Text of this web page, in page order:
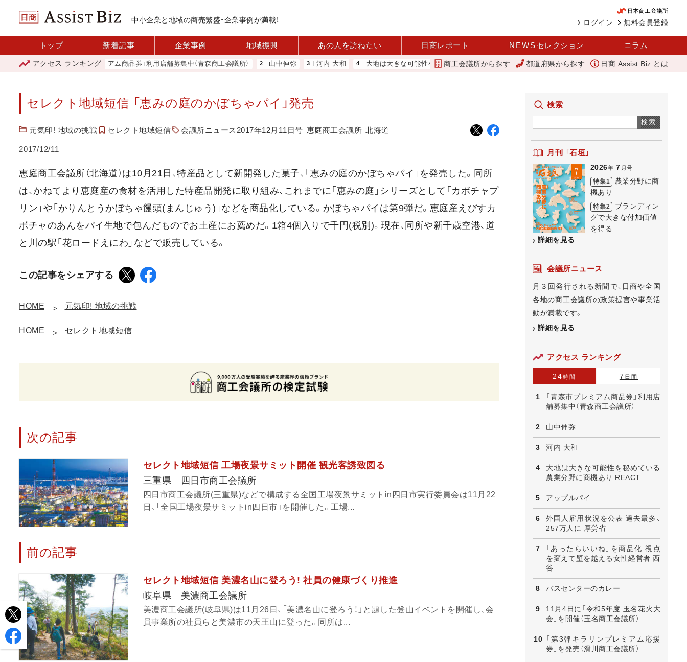
中小企業と地域の商売繁盛・企業事例が満載！ 無料会員登録
ログイン
トップ 新着記事 企業事例 地域振興 あの人を訪ねたい 日商レポート NEWS セレクション コラム
アクセス ランキング
「青森市プレミアム商品券」利用店舗募集中（青森商工会議所） 山中伸弥 河内 大和 大地は大きな可能性を秘めている 農業分野に商機あり REACT アップルパイ 外国人雇用状況を公
商工会議所から探す 都道府県から探す 日商 Assist Biz とは
セレクト地域短信 「恵みの庭のかぼちゃパイ」発売
元気印! 地域の挑戦 セレクト地域短信 会議所ニュース2017年12月11日号 恵庭商工会議所 北海道
2017/12/11
恵庭商工会議所（北海道）は10月21日、特産品として新開発した菓子、「恵みの庭のかぼちゃパイ」を発売した。同所
は、かねてより恵庭産の食材を活用した特産品開発に取り組み、これまでに「恵みの庭」シリーズとして「カボチャプ
リン」や「かりんとうかぼちゃ饅頭(まんじゅう)」などを商品化している。かぼちゃパイは第9弾だ。恵庭産えびすカ
ボチャのあんをパイ生地で包んだものでお土産にお薦めだ。1箱4個入りで千円(税別)。現在、同所や新千歳空港、道
と川の駅「花ロードえにわ」などで販売している。
この記事をシェアする
HOME 元気印! 地域の挑戦
HOME セレクト地域短信
次の記事
セレクト地域短信 工場夜景サミット開催 観光客誘致図る
三重県 四日市商工会議所
四日市商工会議所(三重県)などで構成する全国工場夜景サミットin四日市実行委員会は11月22
日、「全国工場夜景サミットin四日市」を開催した。工場...
前の記事
セレクト地域短信 美濃名山に登ろう! 社員の健康づくり推進
岐阜県 美濃商工会議所
美濃商工会議所(岐阜県)は11月26日、「美濃名山に登ろう！」と題した登山イベントを開催し、会
員事業所の社員らと美濃市の天王山に登った。同所は...
検索
検索
月刊 「石垣」
2026年 7 月号
特集1
農業分野に商
機あり
特集2
ブランディン
グで大きな付加価値
を得る
詳細を見る
会議所ニュース
月３回発行される新聞で、日商や全国
各地の商工会議所の政策提言や事業活
動が満載です。
詳細を見る
アクセス ランキング
24時間 7 日間
「青森市プレミアム商品券」利用店
舗募集中（青森商工会議所）
山中伸弥
河内 大和
大地は大きな可能性を秘めている
農業分野に商機あり REACT
アップルパイ
外国人雇用状況を公表 過去最多、
257万人に 厚労省
「あったらいいね」を商品化 視点
を変えて壁を越える女性経営者 西
谷
バスセンターのカレー
11月4日に「令和5年度 玉名花火大
会」を開催（玉名商工会議所）
「第3弾キラリンプレミアム応援
券」を発売（滑川商工会議所）